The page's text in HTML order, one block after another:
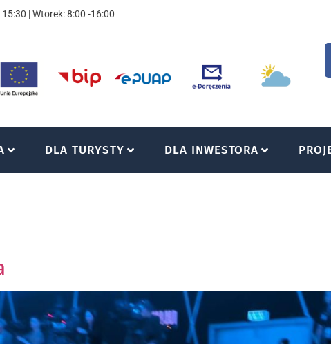
| Wtorek: 8:00 -16:00
DLA TURYSTY DLA INWESTORA